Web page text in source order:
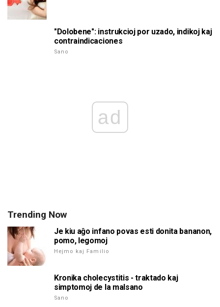
"Dolobene": instrukcioj por uzado, indikoj kaj
contraindicaciones
Sano
ad
Trending Now
Je kiu aĝo infano povas esti donita bananon,
pomo, legomoj
Hejmo kaj Familio
Kronika cholecystitis - traktado kaj
simptomoj de la malsano
Sano